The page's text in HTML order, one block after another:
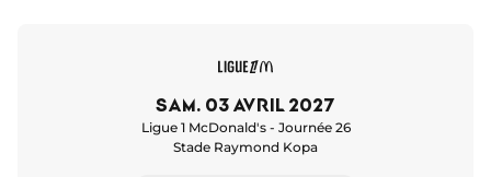
sam. 03 avril 2027
Ligue 1 McDonald's - Journée 26
Stade Raymond Kopa